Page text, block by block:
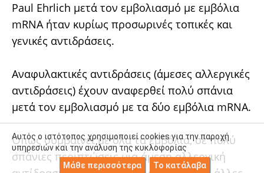
Paul Ehrlich μετά τον εμβολιασμό με εμβόλια
mRNA ήταν κυρίως προσωρινές τοπικές και
γενικές αντιδράσεις.
Αναφυλακτικές αντιδράσεις (άμεσες αλλεργικές
αντιδράσεις) έχουν αναφερθεί πολύ σπάνια
μετά τον εμβολιασμό με τα δύο εμβόλια mRNA.
Όπως συμβαίνει με όλα τα εμβόλια, σε πολύ
σπάνιες περιπτώσεις μια άμεση αλλεργική
Αυτός ο ιστότοπος χρησιμοποιεί cookies για την παροχή
υπηρεσιών και την ανάλυση της κυκλοφορίας
Μάθε περισσότερα
Το κατάλαβα